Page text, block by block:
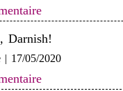
Darnish!
17/05/2020